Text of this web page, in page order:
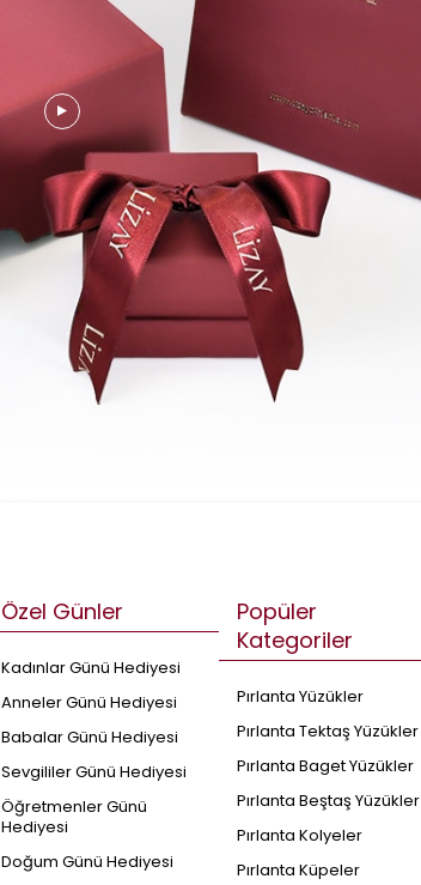
Özel Günler
Kadınlar Günü Hediyesi
Anneler Günü Hediyesi
Babalar Günü Hediyesi
Sevgililer Günü Hediyesi
Öğretmenler Günü
Hediyesi
Doğum Günü Hediyesi
Popüler
Kategoriler
Pırlanta Yüzükler
Pırlanta Tektaş Yüzükler
Pırlanta Baget Yüzükler
Pırlanta Beştaş Yüzükler
Pırlanta Kolyeler
Pırlanta Küpeler